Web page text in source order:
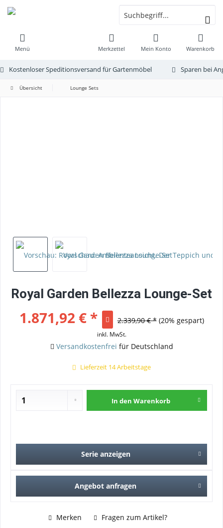
Menü Warenkorb
Merkzettel Mein Konto
Kostenloser Speditionsversand für Gartenmöbel Sparen bei
Übersicht Lounge Sets
Royal Garden Bellezza Lounge-Set
1.871,92 € * 2.339,90 € * (20% gespart)
inkl. MwSt.
Versandkostenfrei für Deutschland
Lieferzeit 14 Arbeitstage
In den Warenkorb
Serie anzeigen
Angebot anfragen
Merken Fragen zum Artikel?